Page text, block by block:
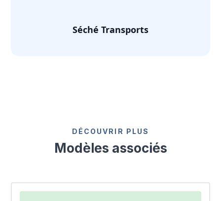
Séché Transports
DÉCOUVRIR PLUS
Modèles associés